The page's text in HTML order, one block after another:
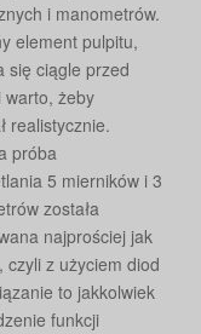
i manometrów.
element pulpitu,
się ciągle przed
warto, żeby
realistycznie.
próba
5 mierników i 3
została
najprościej jak
czyli z użyciem diod
to jakkolwiek
funkcji